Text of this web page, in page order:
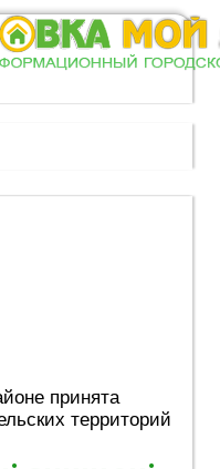
принята
территорий